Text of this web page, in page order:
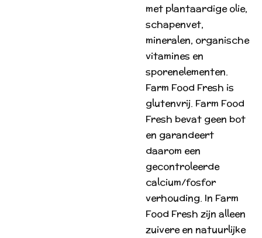
met plantaardige olie,
schapenvet,
mineralen, organische
vitamines en
sporenelementen.
Farm Food Fresh is
glutenvrij. Farm Food
Fresh bevat geen bot
en garandeert
daarom een
gecontroleerde
calcium/fosfor
verhouding. In Farm
Food Fresh zijn alleen
zuivere en natuurlijke